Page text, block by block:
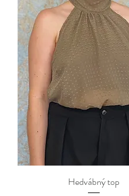
Hedvábný top